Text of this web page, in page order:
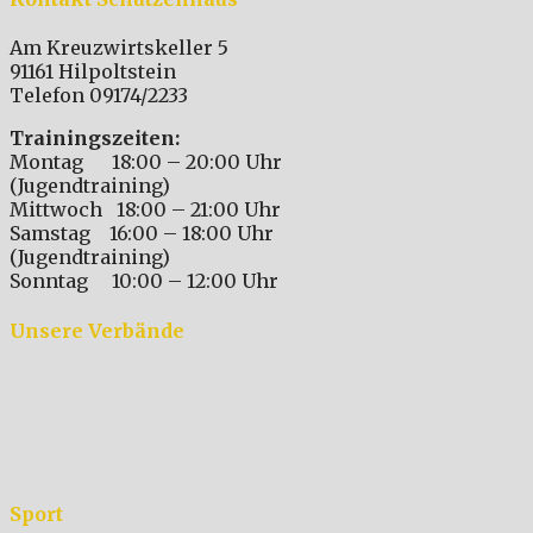
Am Kreuzwirtskeller 5
91161 Hilpoltstein
Telefon 09174/2233
Trainingszeiten:
Montag 18:00 – 20:00 Uhr
(Jugendtraining)
Mittwoch 18:00 – 21:00 Uhr
Samstag 16:00 – 18:00 Uhr
(Jugendtraining)
Sonntag 10:00 – 12:00 Uhr
Unsere Verbände
Sport